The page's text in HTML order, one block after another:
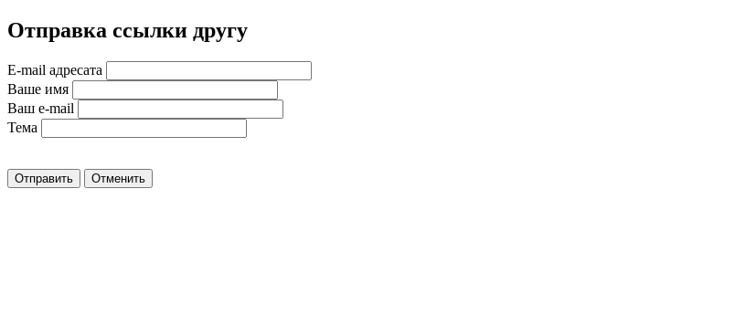
Отправка ссылки другу
E-mail адресата
Ваше имя
Ваш e-mail
Тема
Отправить Отменить